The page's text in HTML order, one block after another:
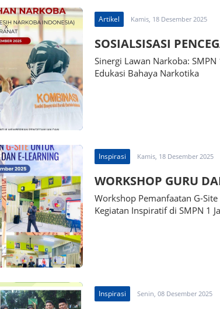
Artikel Kamis, 18 Desember 2025
SOSIALSISASI
Sinergi Lawan Narkoba: SMPN
Edukasi Bahaya Narkotika
Inspirasi Kamis, 18 Desember 2025
WORKSHOP GURU
Workshop Pemanfaatan G-
Kegiatan Inspiratif di SMPN 1
Inspirasi Senin, 08 Desember 2025